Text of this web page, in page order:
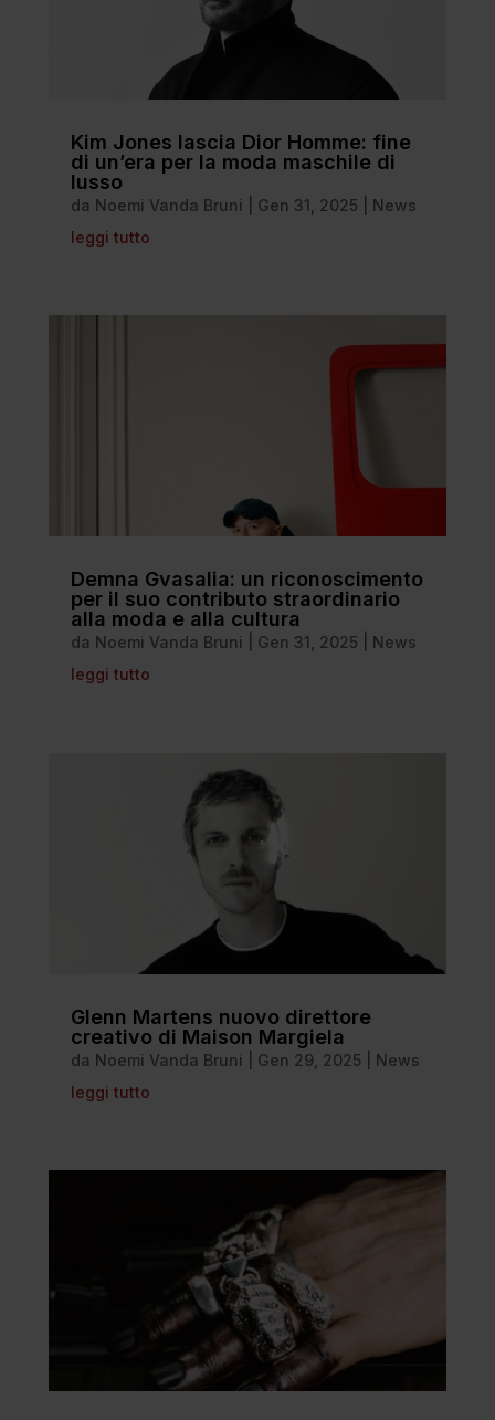
Kim Jones lascia Dior Homme: fine
di un’era per la moda maschile di
lusso
da Noemi Vanda Bruni Gen 31, 2025
News
leggi tutto
Demna Gvasalia: un riconoscimento
per il suo contributo straordinario
alla moda e alla cultura
da Noemi Vanda Bruni Gen 31, 2025
News
leggi tutto
Glenn Martens nuovo direttore
creativo di Maison Margiela
da Noemi Vanda Bruni Gen 29, 2025
News
leggi tutto